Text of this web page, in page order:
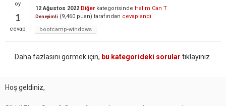
oy
1
cevap
12 Ağustos 2022 Diğerkategorisinde Halim Can T
Deneyimli (9,460 puan) tarafından cevaplandı
bootcamp-windows
Daha fazlasını görmek için, bu kategorideki sorular tıklayınız.
Hoş geldiniz,